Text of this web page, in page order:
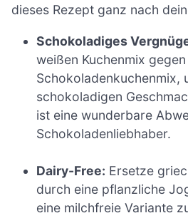
dieses Rezept ganz nach
Schokoladiges
weißen Kuchenmix gegen
Schokoladenkuchenmix,
schokoladigen
ist eine wunderbare
Schokoladenliebhaber.
Dairy-Free: Ersetze
durch eine pflanzliche
eine milchfreie Variante